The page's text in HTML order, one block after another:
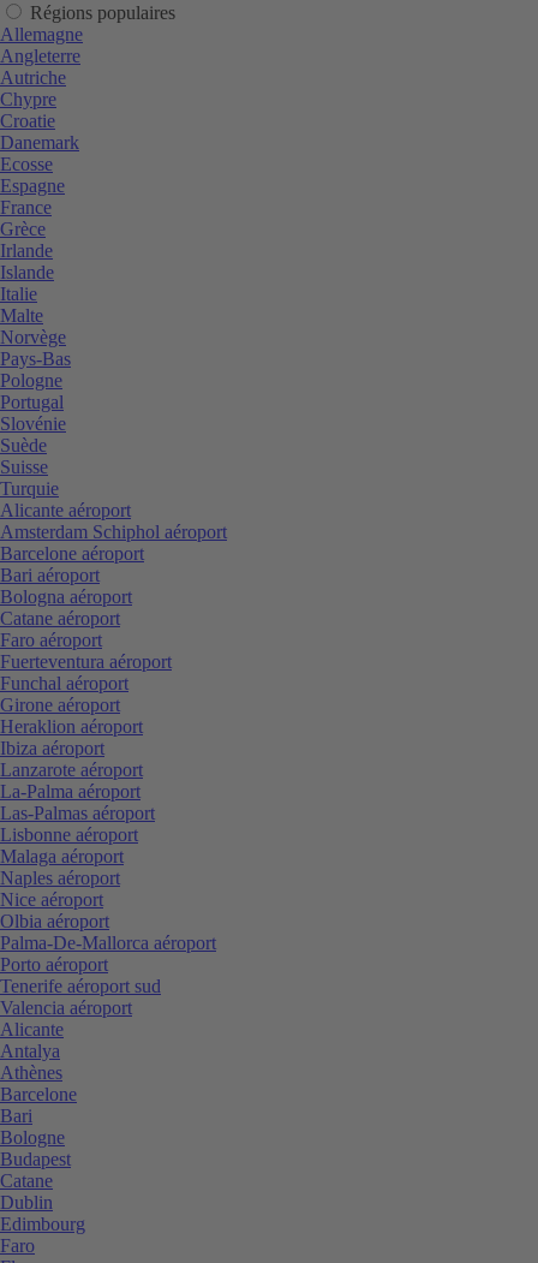
Régions populaires
Allemagne
Angleterre
Autriche
Chypre
Croatie
Danemark
Ecosse
Espagne
France
Grèce
Irlande
Islande
Italie
Malte
Norvège
Pays-Bas
Pologne
Portugal
Slovénie
Suède
Suisse
Turquie
Alicante aéroport
Amsterdam Schiphol aéroport
Barcelone aéroport
Bari aéroport
Bologna aéroport
Catane aéroport
Faro aéroport
Fuerteventura aéroport
Funchal aéroport
Girone aéroport
Heraklion aéroport
Ibiza aéroport
Lanzarote aéroport
La-Palma aéroport
Las-Palmas aéroport
Lisbonne aéroport
Malaga aéroport
Naples aéroport
Nice aéroport
Olbia aéroport
Palma-De-Mallorca aéroport
Porto aéroport
Tenerife aéroport sud
Valencia aéroport
Alicante
Antalya
Athènes
Barcelone
Bari
Bologne
Budapest
Catane
Dublin
Edimbourg
Faro